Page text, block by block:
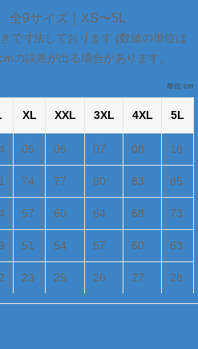
全9サイズ｜XS〜5L
で寸法しております (数値の単位は
の誤差が出る場合があります。
単位:cm
XL XXL 3XL 4XL 5L
05 06 07 08 18
74 77 80 83 85
57 60 64 68 73
51 54 57 60 63
23 25 26 27 28